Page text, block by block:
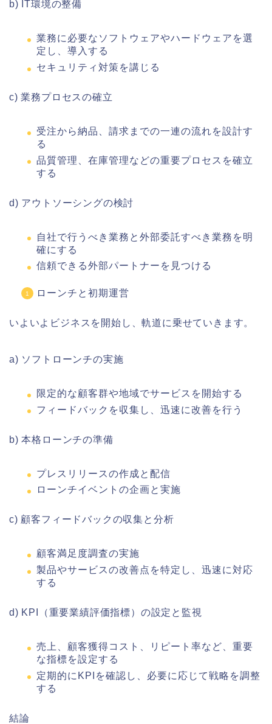
b) IT環境の整備
業務に必要なソフトウェアやハードウェアを選
定し、導入する
セキュリティ対策を講じる
c) 業務プロセスの確立
受注から納品、請求までの一連の流れを設計す
る
品質管理、在庫管理などの重要プロセスを確立
する
d) アウトソーシングの検討
自社で行うべき業務と外部委託すべき業務を明
確にする
信頼できる外部パートナーを見つける
ローンチと初期運営
いよいよビジネスを開始し、軌道に乗せていきます。
a) ソフトローンチの実施
限定的な顧客群や地域でサービスを開始する
フィードバックを収集し、迅速に改善を行う
b) 本格ローンチの準備
プレスリリースの作成と配信
ローンチイベントの企画と実施
c) 顧客フィードバックの収集と分析
顧客満足度調査の実施
製品やサービスの改善点を特定し、迅速に対応
する
d) KPI（重要業績評価指標）の設定と監視
売上、顧客獲得コスト、リピート率など、重要
な指標を設定する
定期的にKPIを確認し、必要に応じて戦略を調整
する
結論